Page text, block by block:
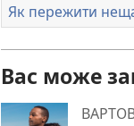
Як пережити
Вас може